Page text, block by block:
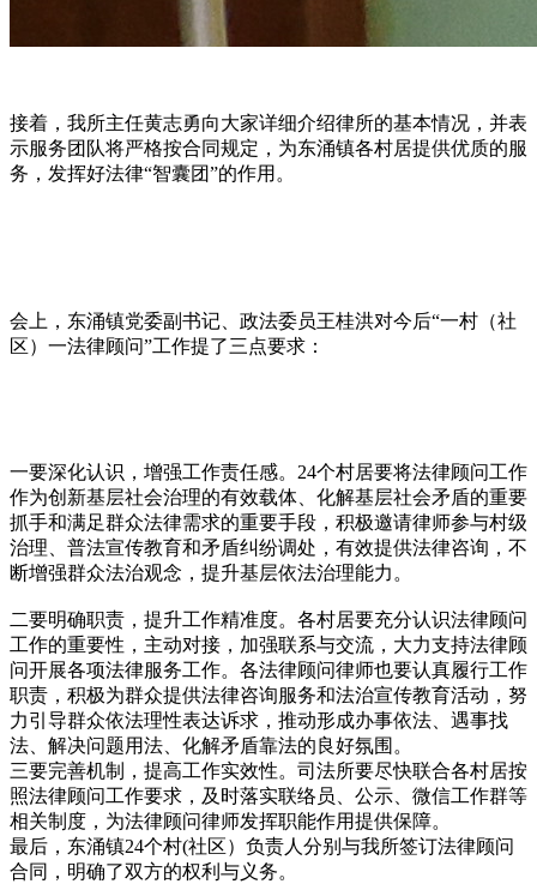
接着，我所主任黄志勇向大家详细介绍律所的基本情况，并表
示服务团队将严格按合同规定，为东涌镇各村居提供优质的服
务，发挥好法律“智囊团”的作用。
会上，东涌镇党委副书记、政法委员王桂洪对今后“一村（社
区）一法律顾问”工作提了三点要求：
一要深化认识，增强工作责任感。24个村居要将法律顾问工作
作为创新基层社会治理的有效载体、化解基层社会矛盾的重要
抓手和满足群众法律需求的重要手段，积极邀请律师参与村级
治理、普法宣传教育和矛盾纠纷调处，有效提供法律咨询，不
断增强群众法治观念，提升基层依法治理能力。
二要明确职责，提升工作精准度。各村居要充分认识法律顾问
工作的重要性，主动对接，加强联系与交流，大力支持法律顾
问开展各项法律服务工作。各法律顾问律师也要认真履行工作
职责，积极为群众提供法律咨询服务和法治宣传教育活动，努
力引导群众依法理性表达诉求，推动形成办事依法、遇事找
法、解决问题用法、化解矛盾靠法的良好氛围。
三要完善机制，提高工作实效性。司法所要尽快联合各村居按
照法律顾问工作要求，及时落实联络员、公示、微信工作群等
相关制度，为法律顾问律师发挥职能作用提供保障。
最后，东涌镇24个村(社区）负责人分别与我所签订法律顾问
合同，明确了双方的权利与义务。